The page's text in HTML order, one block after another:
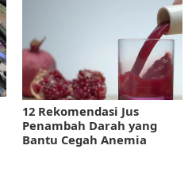
12 Rekomendasi Jus
Penambah Darah yang
Bantu Cegah Anemia